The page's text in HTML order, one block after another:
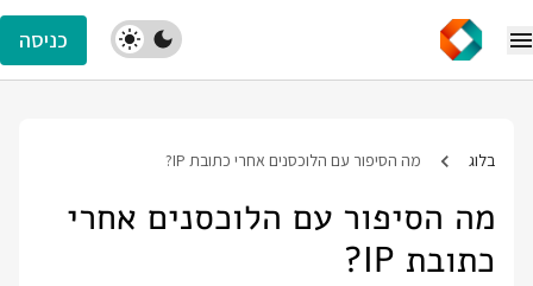
כניסה
בלוג מה הסיפור עם הלוכסנים אחרי כתובת IP?
מה הסיפור עם הלוכסנים אחרי
כתובת IP?